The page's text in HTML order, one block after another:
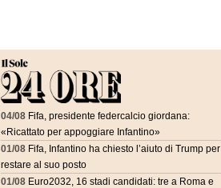
04/08 Fifa, presidente federcalcio giordana:
«Ricattato per appoggiare Infantino»
01/08 Fifa, Infantino ha chiesto l’aiuto di Trump per
restare al suo posto
01/08 Euro2032, 16 stadi candidati: tre a Roma e